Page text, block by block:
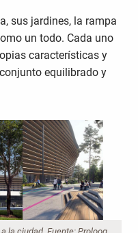
sus jardines, la rampa
un todo. Cada uno
características y
equilibrado y